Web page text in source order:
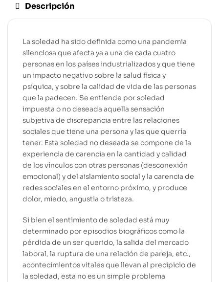
Descripción
La soledad ha sido definida como una pandemia
silenciosa que afecta ya a una de cada cuatro
personas en los países industrializados y que tiene
un impacto negativo sobre la salud física y
psíquica, y sobre la calidad de vida de las personas
que la padecen. Se entiende por soledad
impuesta o no deseada aquella sensación
subjetiva de discrepancia entre las relaciones
sociales que tiene una persona y las que querría
tener. Esta soledad no deseada se compone de la
experiencia de carencia en la cantidad y calidad
de los vínculos con otras personas (desconexión
emocional) y del aislamiento social y la carencia de
redes sociales en el entorno próximo, y produce
dolor, miedo, angustia o tristeza.
Si bien el sentimiento de soledad está muy
determinado por episodios biográficos como la
pérdida de un ser querido, la salida del mercado
laboral, la ruptura de una relación de pareja, etc.,
acontecimientos vitales que llevan al precipicio de
la soledad, esta no es un simple problema